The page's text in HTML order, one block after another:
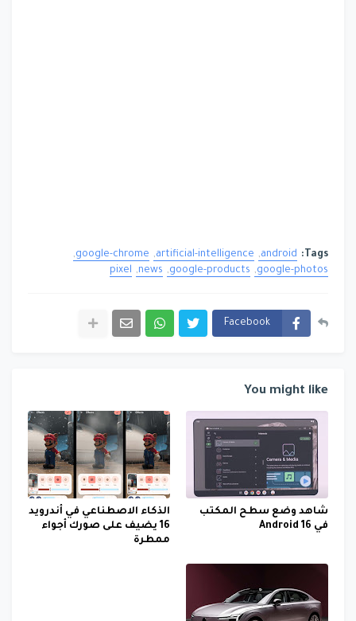
Tags:
android
artificial-intelligence
google-chrome
google-photos
google-products
news
pixel
Facebook
You might like
شاهد وضع سطح المكتب
في Android 16
الذكاء الاصطناعي في أندرويد
16 يضيف على صورك أجواء
ممطرة